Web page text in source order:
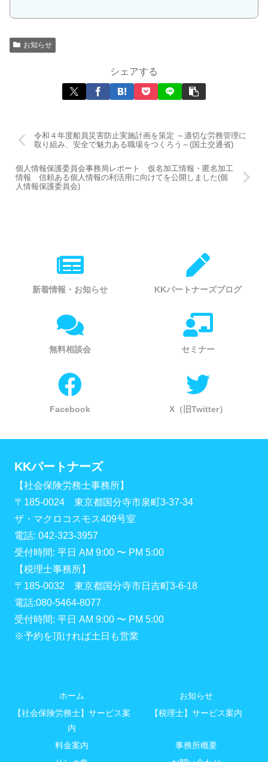
お知らせ
シェアする
令和４年度船員災害防止実施計画を策定 ～適切な労務管理に
取り組み、安全で魅力ある職場をつくろう～(国土交通省)
個人情報保護委員会事務局レポート 仮名加工情報・匿名加工
情報 信頼ある個人情報の利活用に向けてを公開しました(個
人情報保護委員会)
新着情報・お知らせ KKパートナーズブログ
無料相談会 セミナー
Facebook X（旧Twitter）
KKパートナーズ
【社会保険労務士事務所】
〒185-0024 東京都国分寺市泉町3-37-34
ザ・マクロコスモス409号室
電話: 042-323-3957
受付時間: 平日 AM 9:00 〜 PM 5:00
【税理士事務所】
〒185-0032 東京都国分寺市日吉町3-6-18
電話:080-5464-8077
受付時間: 平日 AM 9:00 〜 PM 5:00
※予約を頂ければ土日も営業
ホーム
お知らせ
【社会保険労務士】サービス案
内
【税理士】サービス案内
料金案内
事務所概要